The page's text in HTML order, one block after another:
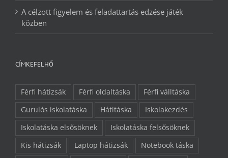
A célzott figyelem és feladattartás edzése játék
közben
CÍMKEFELHŐ
Férfi hátizsák Férfi oldaltáska
Férfi válltáska
Gurulós iskolatáska
Hátitáska
Iskolakezdés
Iskolatáska elsősöknek
Iskolatáska felsősöknek
Kis hátizsák
Laptop hátizsák
Notebook táska